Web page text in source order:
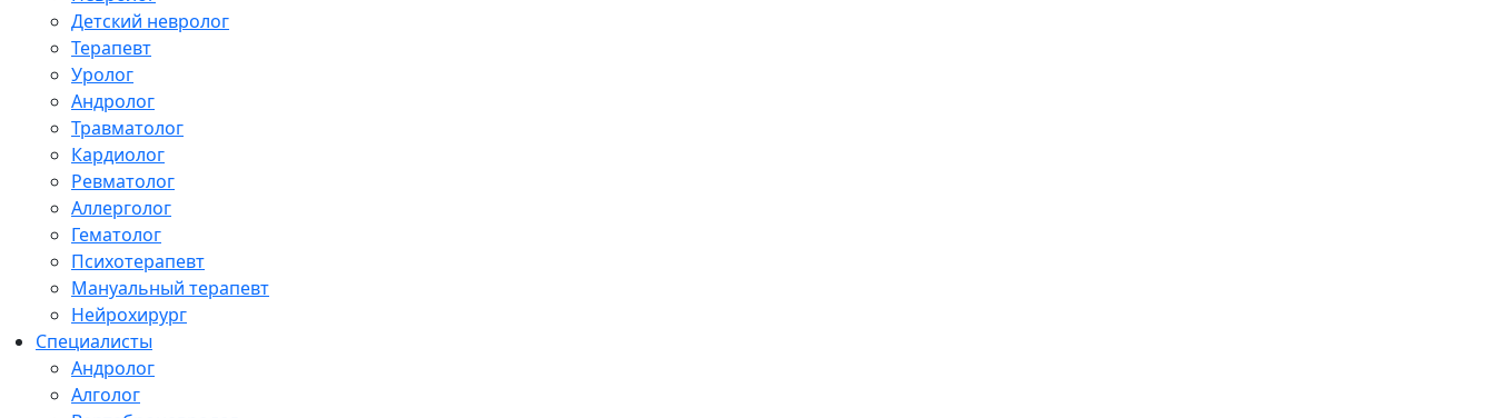
Детский невролог
Терапевт
Уролог
Андролог
Травматолог
Кардиолог
Ревматолог
Аллерголог
Гематолог
Психотерапевт
Мануальный терапевт
Нейрохирург
Специалисты
Андролог
Алголог